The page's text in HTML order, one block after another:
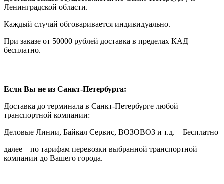
Ленинградской области.
Каждый случай обговаривается индивидуально.
При заказе от 50000 рублей доставка в пределах КАД –
бесплатно.
Если Вы не из Санкт-Петербурга:
Доставка до терминала в Санкт-Петербурге любой
транспортной компании:
Деловые Линии, Байкал Сервис, ВОЗОВОЗ и т.д. – Бесплатно
далее – по тарифам перевозки выбранной транспортной
компании до Вашего города.